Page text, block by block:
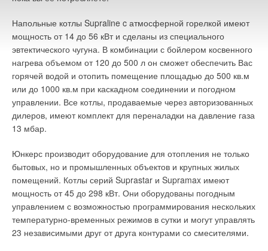
Напольные котлы Supraline c атмосферной горелкой имеют
мощность от 14 до 56 кВт и сделаны из специального
эвтектического чугуна. В комбинации с бойлером косвенного
нагрева объемом от 120 до 500 л он сможет обеспечить Вас
горячей водой и отопить помещение площадью до 500 кв.м
или до 1000 кв.м при каскадном соединении и погодном
управлении. Все котлы, продаваемые через авторизованных
дилеров, имеют комплект для переналадки на давление газа
13 мбар.
Юнкерс производит оборудование для отопления не только
бытовых, но и промышленных объектов и крупных жилых
помещений. Котлы серий Suprastar и Supramax имеют
мощность от 45 до 298 кВт. Они оборудованы погодным
управлением с возможностью программирования нескольких
температурно-временных режимов в сутки и могут управлять
23 независимыми друг от друга контурами со смесителями.